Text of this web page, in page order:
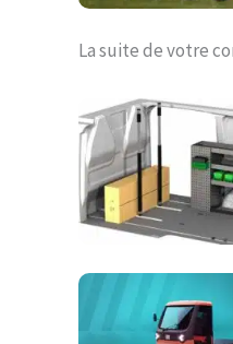
La suite de votre